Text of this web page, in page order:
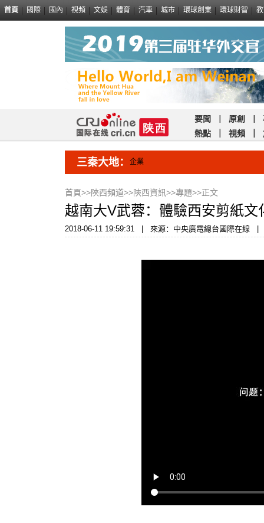
首頁 國際 國內 視頻 文娛 體育 汽車 城市 環球創業 環球財智
要聞 原創
熱點
視頻
三秦大地： 企業
首頁>>陝西頻道>>陝西資訊>>專題>>正文
越南大V武蓉：體驗西安剪紙文
2018-06-11 19:59:31 來源：中央廣電總台國際在線